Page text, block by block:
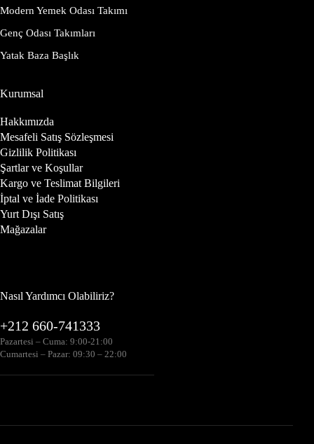
Modern Yemek Odası Takımı
Genç Odası Takımları
Yatak Baza Başlık
Kurumsal
Hakkımızda
Mesafeli Satış Sözleşmesi
Gizlilik Politikası
Şartlar ve Koşullar
Kargo ve Teslimat Bilgileri
İptal ve İade Politikası
Yurt Dışı Satış
Mağazalar
Nasıl Yardımcı Olabiliriz?
+212 660-741333
Pazartesi – Cuma: 9:00-21:00
Cumartesi – Pazar: 09:30 – 22:00